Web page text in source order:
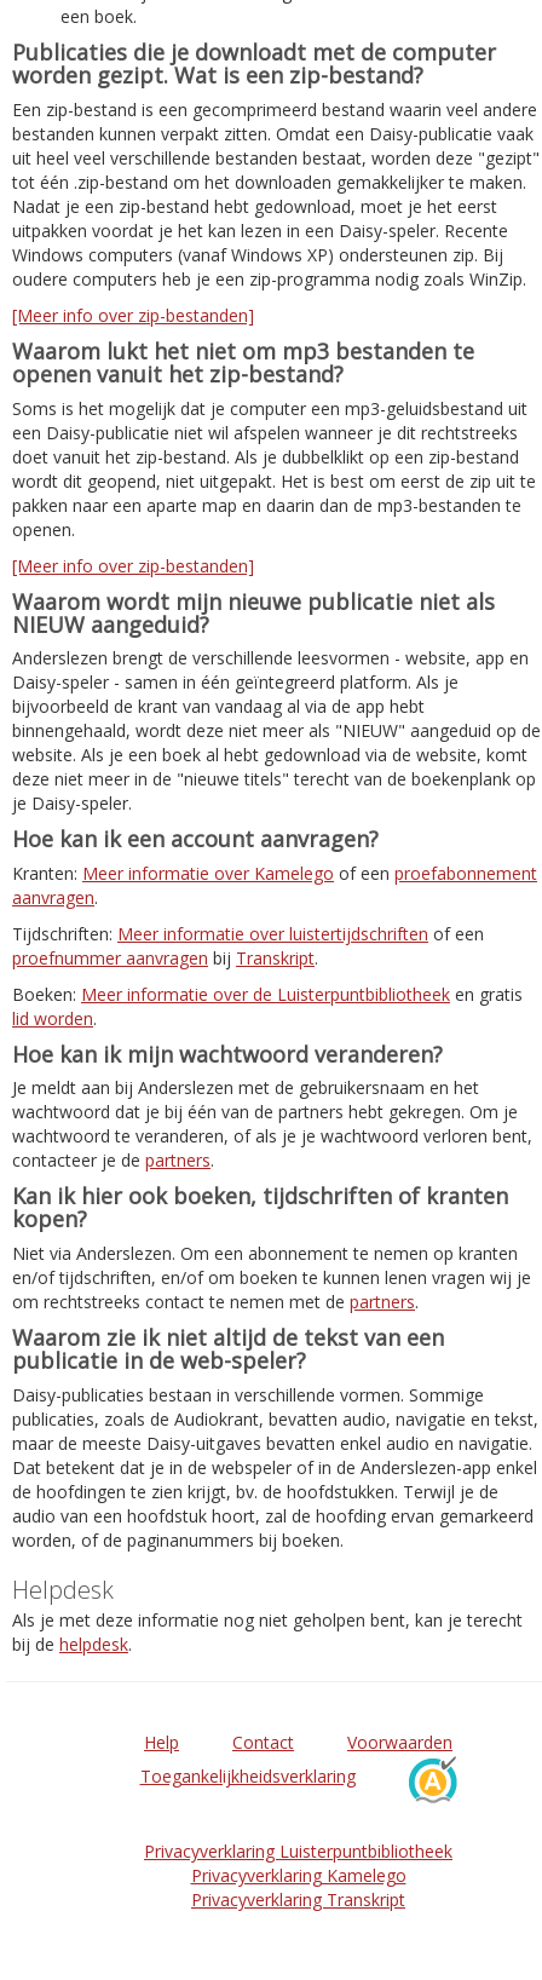
een boek.
Publicaties die je downloadt met de computer
worden gezipt. Wat is een zip-bestand?
Een zip-bestand is een gecomprimeerd bestand waarin veel andere
bestanden kunnen verpakt zitten. Omdat een Daisy-publicatie vaak
uit heel veel verschillende bestanden bestaat, worden deze "gezipt"
tot één .zip-bestand om het downloaden gemakkelijker te maken.
Nadat je een zip-bestand hebt gedownload, moet je het eerst
uitpakken voordat je het kan lezen in een Daisy-speler. Recente
Windows computers (vanaf Windows XP) ondersteunen zip. Bij
oudere computers heb je een zip-programma nodig zoals WinZip.
[Meer info over zip-bestanden]
Waarom lukt het niet om mp3 bestanden te
openen vanuit het zip-bestand?
Soms is het mogelijk dat je computer een mp3-geluidsbestand uit
een Daisy-publicatie niet wil afspelen wanneer je dit rechtstreeks
doet vanuit het zip-bestand. Als je dubbelklikt op een zip-bestand
wordt dit geopend, niet uitgepakt. Het is best om eerst de zip uit te
pakken naar een aparte map en daarin dan de mp3-bestanden te
openen.
[Meer info over zip-bestanden]
Waarom wordt mijn nieuwe publicatie niet als
NIEUW aangeduid?
Anderslezen brengt de verschillende leesvormen - website, app en
Daisy-speler - samen in één geïntegreerd platform. Als je
bijvoorbeeld de krant van vandaag al via de app hebt
binnengehaald, wordt deze niet meer als "NIEUW" aangeduid op de
website. Als je een boek al hebt gedownload via de website, komt
deze niet meer in de "nieuwe titels" terecht van de boekenplank op
je Daisy-speler.
Hoe kan ik een account aanvragen?
Kranten: Meer informatie over Kamelego of een proefabonnement
aanvragen.
Tijdschriften: Meer informatie over luistertijdschriften of een
proefnummer aanvragen bij Transkript.
Boeken: Meer informatie over de Luisterpuntbibliotheek en gratis
lid worden.
Hoe kan ik mijn wachtwoord veranderen?
Je meldt aan bij Anderslezen met de gebruikersnaam en het
wachtwoord dat je bij één van de partners hebt gekregen. Om je
wachtwoord te veranderen, of als je je wachtwoord verloren bent,
contacteer je de partners.
Kan ik hier ook boeken, tijdschriften of kranten
kopen?
Niet via Anderslezen. Om een abonnement te nemen op kranten
en/of tijdschriften, en/of om boeken te kunnen lenen vragen wij je
om rechtstreeks contact te nemen met de partners.
Waarom zie ik niet altijd de tekst van een
publicatie in de web-speler?
Daisy-publicaties bestaan in verschillende vormen. Sommige
publicaties, zoals de Audiokrant, bevatten audio, navigatie en tekst,
maar de meeste Daisy-uitgaves bevatten enkel audio en navigatie.
Dat betekent dat je in de webspeler of in de Anderslezen-app enkel
de hoofdingen te zien krijgt, bv. de hoofdstukken. Terwijl je de
audio van een hoofdstuk hoort, zal de hoofding ervan gemarkeerd
worden, of de paginanummers bij boeken.
Helpdesk
Als je met deze informatie nog niet geholpen bent, kan je terecht
bij de helpdesk.
Help Contact
Voorwaarden
Toegankelijkheidsverklaring
Privacyverklaring Luisterpuntbibliotheek
Privacyverklaring Kamelego
Privacyverklaring Transkript